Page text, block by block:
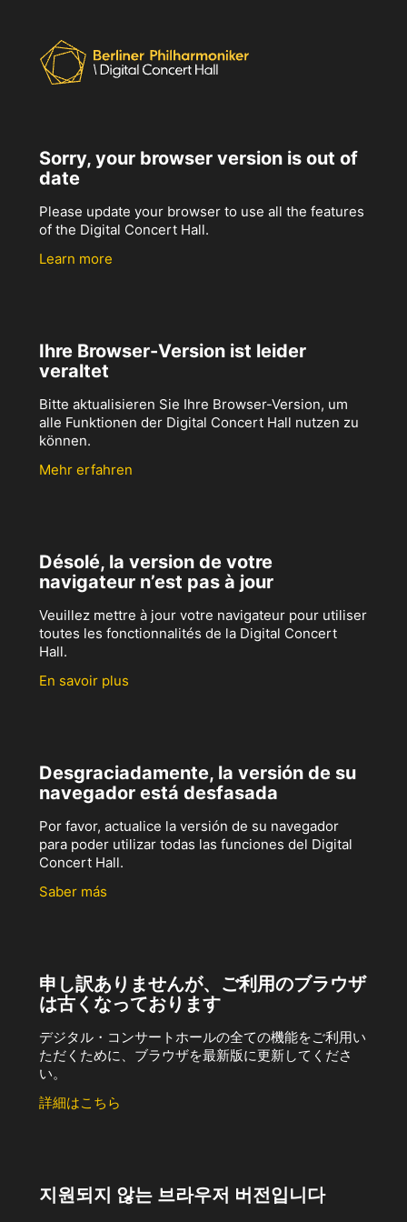
Sorry, your browser version is out of
date
Please update your browser to use all the features
of the Digital Concert Hall.
Learn more
Ihre Browser-Version ist leider
veraltet
Bitte aktualisieren Sie Ihre Browser-Version, um
alle Funktionen der Digital Concert Hall nutzen zu
können.
Mehr erfahren
Désolé, la version de votre
navigateur n’est pas à jour
Veuillez mettre à jour votre navigateur pour utiliser
toutes les fonctionnalités de la Digital Concert
Hall.
En savoir plus
Desgraciadamente, la versión de su
navegador está desfasada
Por favor, actualice la versión de su navegador
para poder utilizar todas las funciones del Digital
Concert Hall.
Saber más
申し訳ありませんが、ご利用のブラウザ
は古くなっております
デジタル・コンサートホールの全ての機能をご利用い
ただくために、ブラウザを最新版に更新してくださ
い。
詳細はこちら
지원되지 않는 브라우저 버전입니다